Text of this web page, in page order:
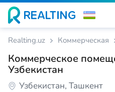
Realting.uz Коммерческая
Коммерческое
Узбекистан
Узбекистан, Ташкент